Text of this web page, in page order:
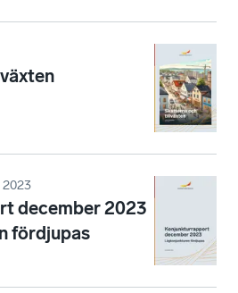
2023
december 2023
fördjupas